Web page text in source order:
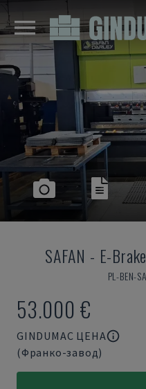
SAFAN - E-
PL-BEN-
53.000 €
GINDUMAC ЦЕНА
(Франко-завод)